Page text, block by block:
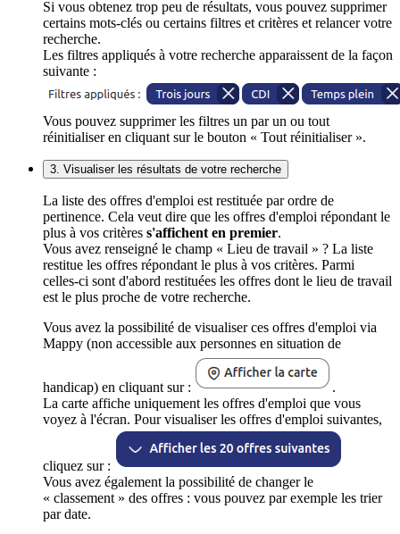
Si vous obtenez trop peu de résultats, vous pouvez supprimer
certains mots-clés ou certains filtres et critères et relancer votre
recherche.
Les filtres appliqués à votre recherche apparaissent de la façon
suivante :
Vous pouvez supprimer les filtres un par un ou tout
réinitialiser en cliquant sur le bouton « Tout réinitialiser ».
3. Visualiser les résultats de votre recherche
La liste des offres d'emploi est restituée par ordre de
pertinence. Cela veut dire que les offres d'emploi répondant le
plus à vos critères s'affichent en premier.
Vous avez renseigné le champ « Lieu de travail » ? La liste
restitue les offres répondant le plus à vos critères. Parmi
celles-ci sont d'abord restituées les offres dont le lieu de travail
est le plus proche de votre recherche.
Vous avez la possibilité de visualiser ces offres d'emploi via
Mappy (non accessible aux personnes en situation de
handicap) en cliquant sur :
.
La carte affiche uniquement les offres d'emploi que vous
voyez à l'écran. Pour visualiser les offres d'emploi suivantes,
cliquez sur :
Vous avez également la possibilité de changer le
« classement » des offres : vous pouvez par exemple les trier
par date.